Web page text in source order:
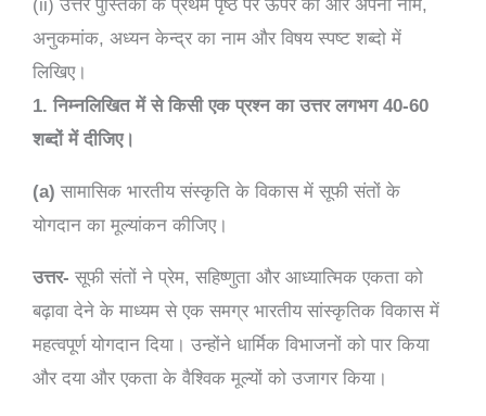
(ii) उत्तर पुस्तिका के प्रथम पृष्ठ पर ऊपर की ओर अपना नाम,
अनुकमांक, अध्यन केन्द्र का नाम और विषय स्पष्ट शब्दो में
लिखिए।
1. निम्नलिखित में से किसी एक प्रश्न का उत्तर लगभग 40-60
शब्दों में दीजिए।
(a) सामासिक भारतीय संस्कृति के विकास में सूफी संतों के
योगदान का मूल्यांकन कीजिए।
उत्तर- सूफी संतों ने प्रेम, सहिष्णुता और आध्यात्मिक एकता को
बढ़ावा देने के माध्यम से एक समग्र भारतीय सांस्कृतिक विकास में
महत्वपूर्ण योगदान दिया। उन्होंने धार्मिक विभाजनों को पार किया
और दया और एकता के वैश्विक मूल्यों को उजागर किया।